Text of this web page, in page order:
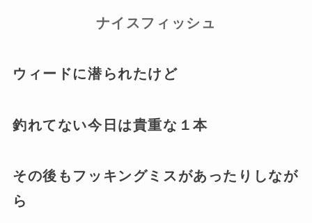
ナイスフィッシュ
ウィードに潜られたけど
釣れてない今日は貴重な１本
その後もフッキングミスがあったりしなが
ら